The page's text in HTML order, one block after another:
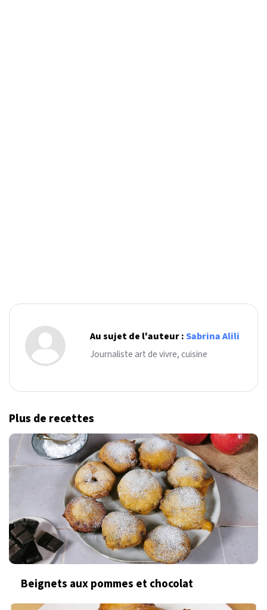
Au sujet de l'auteur :Sabrina Alili
Journaliste art de vivre, cuisine
Plus de recettes
Beignets aux pommes et chocolat